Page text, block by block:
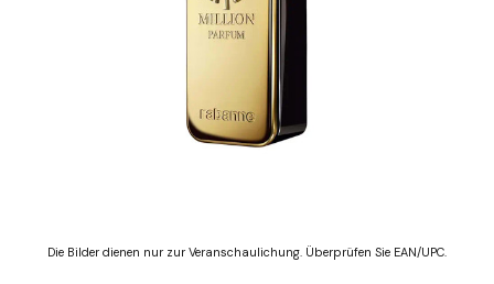
Die Bilder dienen nur zur Veranschaulichung. Überprüfen Sie EAN/UPC.